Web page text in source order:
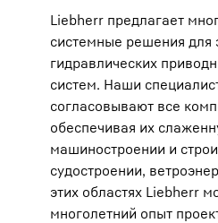
Liebherr предлагает
системные решения для
гидравлических
систем. Наши
согласовывают все
обеспечивая их
машиностроении и
судостроении,
этих областях Liebherr
многолетний опыт